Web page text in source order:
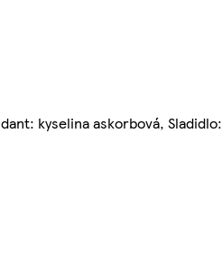
kyselina askorbová, Sladidlo: